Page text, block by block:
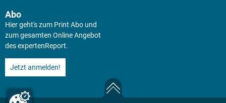
Abo
Hier geht's zum Print Abo und
zum gesamten Online Angebot
des expertenReport.
Jetzt anmelden!